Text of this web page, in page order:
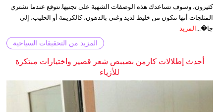
كثيرون، وسوف تساعدك هذه الوصفات الشهية على تجنبها.نتوقع عندما نشتري
المثلجات أنها تتكون من خليط لذيذ وغني بالدهون، كالكريمة أو الحليب، إلى
جا�...
المزيد
المزيد من التحقيقات السياحية
أحدث إطلالات كارمن بصيبص شعر قصير واختيارات مبتكرة
للأزياء